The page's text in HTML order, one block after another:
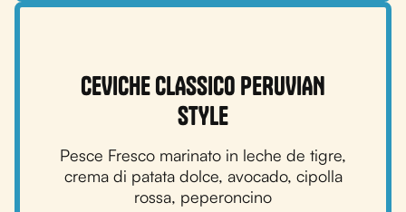
CEVICHE CLASSICO PERUVIAN
STYLE
Pesce Fresco marinato in leche de tigre,
crema di patata dolce, avocado, cipolla
rossa, peperoncino